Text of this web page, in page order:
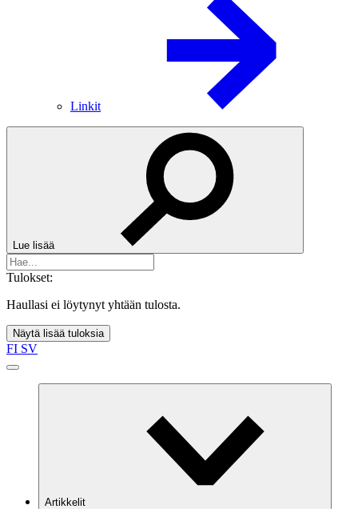
Linkit
Lue lisää
Tulokset:
Haullasi ei löytynyt yhtään tulosta.
Näytä lisää tuloksia
FI SV
Artikkelit